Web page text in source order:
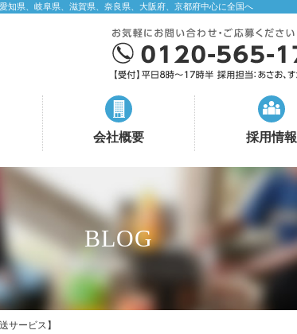
知県、岐阜県、滋賀県、奈良県、大阪府、京都府中心に全国へ
会社概要 採用情報
BLOG
ービス】